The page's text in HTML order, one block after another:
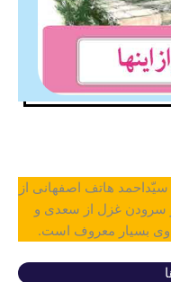
هـ. ق) سیّداحمد هاتف اصفهانی از
سرودن غزل از سعدی و
وی بسیار معروف است.